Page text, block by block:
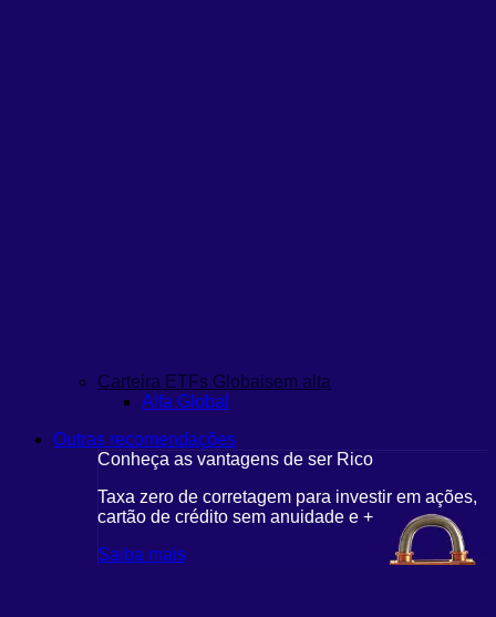
Carteira ETFs Globaisem alta
Alfa Global
Outras recomendações
Conheça as vantagens de ser Rico
Taxa zero de corretagem para investir em ações,
cartão de crédito sem anuidade e +
Saiba mais